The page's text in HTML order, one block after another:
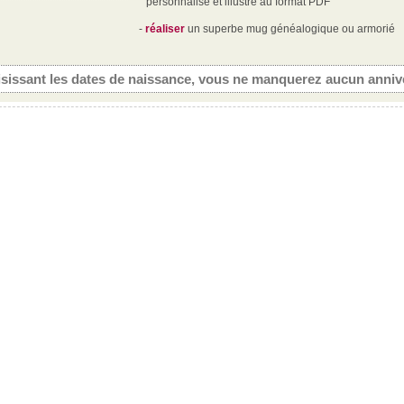
- réaliser un superbe mug généalogique ou armorié
les dates de naissance, vous ne manquerez aucun